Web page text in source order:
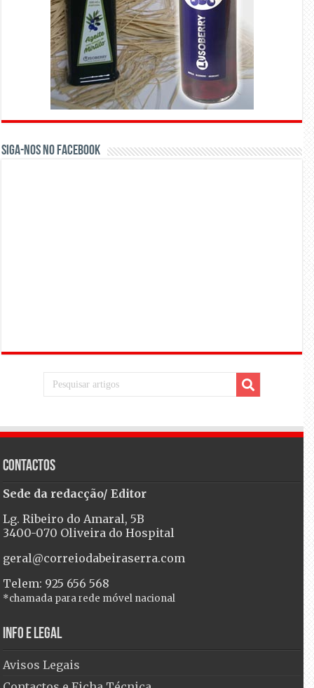
Siga-nos no Facebook
Contactos
Sede da redacção/ Editor
Lg. Ribeiro do Amaral, 5B
3400-070 Oliveira do Hospital
geral@correiodabeiraserra.com
Telem: 925 656 568
*chamada para rede móvel nacional
Info e Legal
Avisos Legais